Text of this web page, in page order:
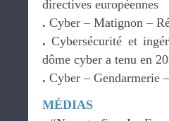
directives européennes
. Cyber – Matignon –
. Cybersécurité et
dôme cyber a tenu en
. Cyber – Gendarmerie
MÉDIAS